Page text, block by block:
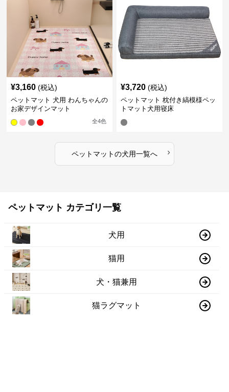
¥3,160 (税込)
ペットマット 犬用 わんちゃんの
お家デザインマット
全4色
¥3,720 (税込)
ペットマット 枕付き縞模様ペッ
トマット犬用寝床
ペットマットの犬用一覧へ ›
ペットマット カテゴリ一覧
犬用
猫用
犬・猫兼用
猫ラグマット